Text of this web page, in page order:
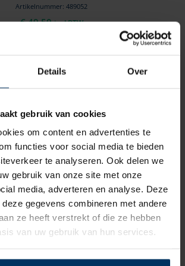
Details Over
gebruik van cookies
om content en advertenties te
functies voor social media te bieden
te analyseren. Ook delen we
gebruik van onze site met onze
media, adverteren en analyse. Deze
gegevens combineren met andere
ze heeft verstrekt of die ze hebben
van uw gebruik van hun services.
Artikelnummer: 489052
€49,50 incl BTW
Delta en SOC ankers,15
kg